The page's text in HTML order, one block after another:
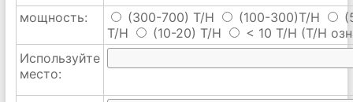
мощность: (300-700) T/H (100-300)T/H
T/H
(10-20) T/H < 10 T/H (T/H
Используйте
место: